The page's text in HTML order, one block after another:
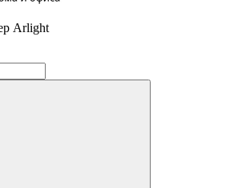
Arlight